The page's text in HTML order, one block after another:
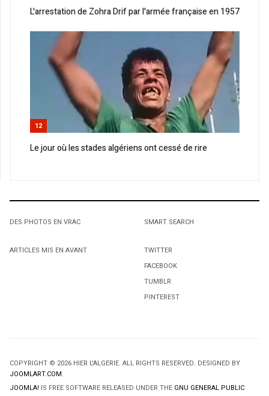
L'arrestation de Zohra Drif par l'armée française en 1957
12
Le jour où les stades algériens ont cessé de rire
DES PHOTOS EN VRAC SMART SEARCH
ARTICLES MIS EN AVANT
TWITTER
FACEBOOK
TUMBLR
PINTEREST
COPYRIGHT © 2026 HIER L'ALGERIE. ALL RIGHTS RESERVED. DESIGNED BY
JOOMLART.COM.
JOOMLA! IS FREE SOFTWARE RELEASED UNDER THE GNU GENERAL PUBLIC